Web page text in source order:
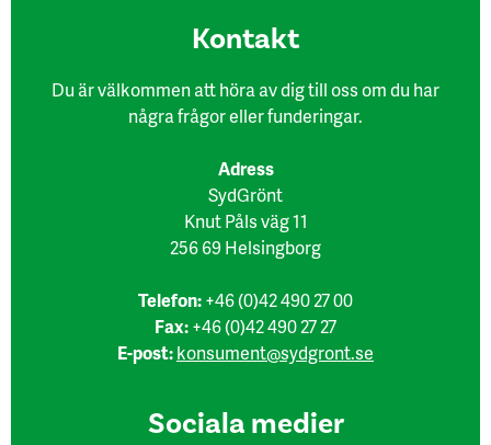
Kon​takt
Du är välkommen att höra av dig till oss om du har
några frågor eller funderingar.
Adress
SydGrönt
Knut Påls väg 11
256 69 Helsingborg
Telefon:+46 (0)42 490 27 00
Fax:+46 (0)42 490 27 27
E-post:konsument@sydgront.se
Sociala medier